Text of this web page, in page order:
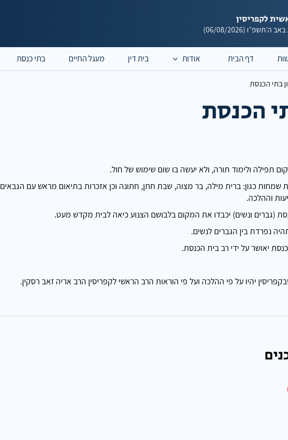
לקפריסין
באב ה׳תשפ״ו (06/08/2026)
דף הבית אודות בית דין מעגל החיים בתי כנסת
בתי הכנסת
הכנסת
שמחות כגון: ברית מילה, בר מצוה, שבת חתן, חתונה וכן אזכרות בתיאום מראש עם הגבאים
וההלכה.